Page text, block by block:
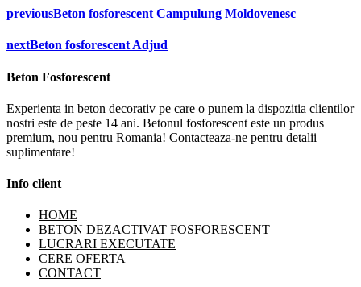
previousBeton fosforescent Campulung Moldovenesc
nextBeton fosforescent Adjud
Beton Fosforescent
Experienta in beton decorativ pe care o punem la dispozitia clientilor
nostri este de peste 14 ani. Betonul fosforescent este un produs
premium, nou pentru Romania! Contacteaza-ne pentru detalii
suplimentare!
Info client
HOME
BETON DEZACTIVAT FOSFORESCENT
LUCRARI EXECUTATE
CERE OFERTA
CONTACT